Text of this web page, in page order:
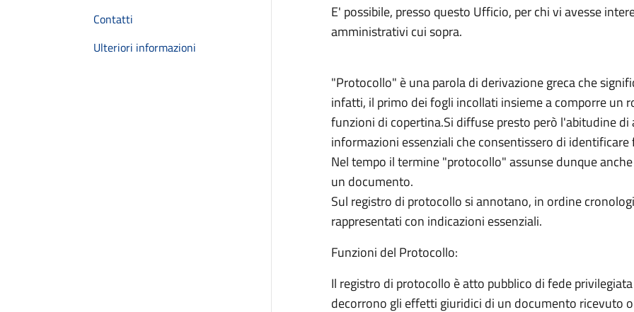
Contatti
Ulteriori informazioni
E' possibile, presso questo Ufficio, per chi vi avesse
amministrativi cui sopra.
"Protocollo" è una parola di derivazione greca che
infatti, il primo dei fogli incollati insieme a comporre un
funzioni di copertina.Si diffuse presto però l'abitudine
informazioni essenziali che consentissero di
Nel tempo il termine "protocollo" assunse dunque
un documento.
Sul registro di protocollo si annotano, in ordine
rappresentati con indicazioni essenziali.
Funzioni del Protocollo:
Il registro di protocollo è atto pubblico di fede
decorrono gli effetti giuridici di un documento ricevuto